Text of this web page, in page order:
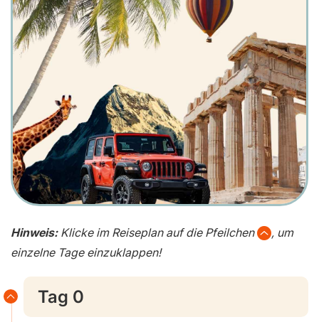
Hinweis: Klicke im Reiseplan auf die Pfeilchen
, um
einzelne Tage einzuklappen!
Tag 0